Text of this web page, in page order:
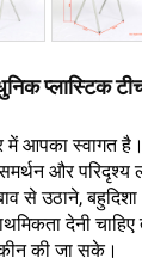
प्लास्टिक
में आपका स्वागत
और परिदृश्य
से उठाने,
देनी चाहिए
की जा सके।